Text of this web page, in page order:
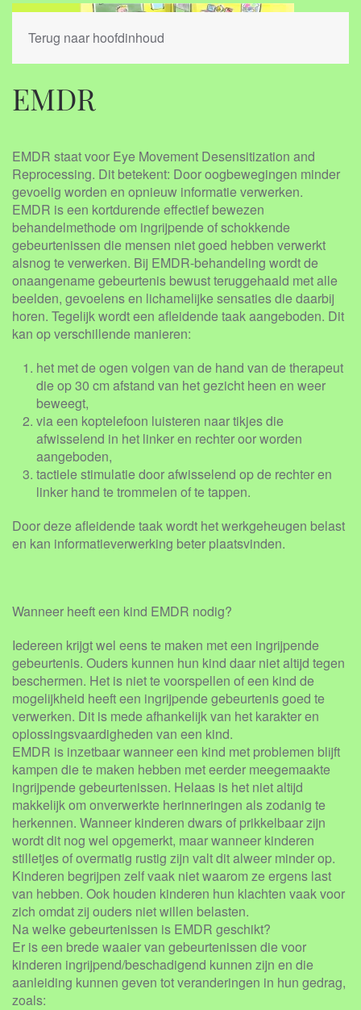
Terug naar hoofdinhoud
EMDR
EMDR staat voor Eye Movement Desensitization and
Reprocessing. Dit betekent: Door oogbewegingen minder
gevoelig worden en opnieuw informatie verwerken.
EMDR is een kortdurende effectief bewezen
behandelmethode om ingrijpende of schokkende
gebeurtenissen die mensen niet goed hebben verwerkt
alsnog te verwerken. Bij EMDR-behandeling wordt de
onaangename gebeurtenis bewust teruggehaald met alle
beelden, gevoelens en lichamelijke sensaties die daarbij
horen. Tegelijk wordt een afleidende taak aangeboden. Dit
kan op verschillende manieren:
het met de ogen volgen van de hand van de therapeut
die op 30 cm afstand van het gezicht heen en weer
beweegt,
via een koptelefoon luisteren naar tikjes die
afwisselend in het linker en rechter oor worden
aangeboden,
tactiele stimulatie door afwisselend op de rechter en
linker hand te trommelen of te tappen.
Door deze afleidende taak wordt het werkgeheugen belast
en kan informatieverwerking beter plaatsvinden.
Wanneer heeft een kind EMDR nodig?
Iedereen krijgt wel eens te maken met een ingrijpende
gebeurtenis. Ouders kunnen hun kind daar niet altijd tegen
beschermen. Het is niet te voorspellen of een kind de
mogelijkheid heeft een ingrijpende gebeurtenis goed te
verwerken. Dit is mede afhankelijk van het karakter en
oplossingsvaardigheden van een kind.
EMDR is inzetbaar wanneer een kind met problemen blijft
kampen die te maken hebben met eerder meegemaakte
ingrijpende gebeurtenissen. Helaas is het niet altijd
makkelijk om onverwerkte herinneringen als zodanig te
herkennen. Wanneer kinderen dwars of prikkelbaar zijn
wordt dit nog wel opgemerkt, maar wanneer kinderen
stilletjes of overmatig rustig zijn valt dit alweer minder op.
Kinderen begrijpen zelf vaak niet waarom ze ergens last
van hebben. Ook houden kinderen hun klachten vaak voor
zich omdat zij ouders niet willen belasten.
Na welke gebeurtenissen is EMDR geschikt?
Er is een brede waaier van gebeurtenissen die voor
kinderen ingrijpend/beschadigend kunnen zijn en die
aanleiding kunnen geven tot veranderingen in hun gedrag,
zoals: